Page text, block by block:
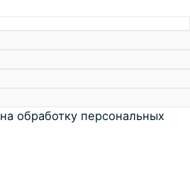
на обработку персональных